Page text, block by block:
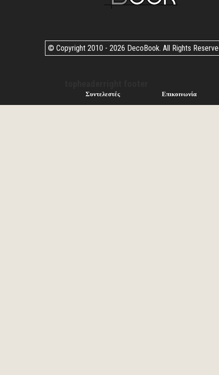
© Copyright 2010 - 2026 DecoBook. All Rights
Συντελεστές Επικοινωνία